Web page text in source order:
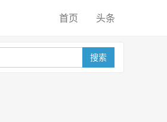
首页 头条
搜索